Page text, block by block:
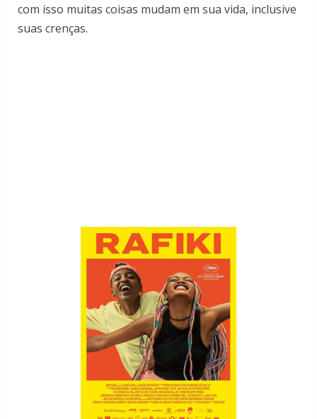
com isso muitas coisas mudam em sua vida, inclusive
suas crenças.